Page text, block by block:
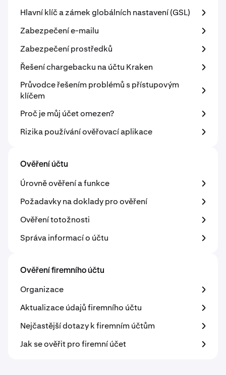
Hlavní klíč a zámek globálních nastavení (GSL)
Zabezpečení e-mailu
Zabezpečení prostředků
Řešení chargebacku na účtu Kraken
Průvodce řešením problémů s přístupovým
klíčem
Proč je můj účet omezen?
Rizika používání ověřovací aplikace
Ověření účtu
Úrovně ověření a funkce
Požadavky na doklady pro ověření
Ověření totožnosti
Správa informací o účtu
Ověření firemního účtu
Organizace
Aktualizace údajů firemního účtu
Nejčastější dotazy k firemním účtům
Jak se ověřit pro firemní účet